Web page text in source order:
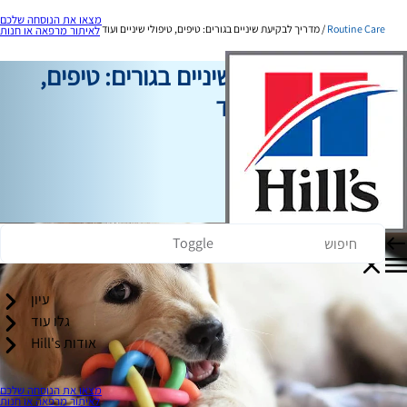
מצאו את הנוסחה שלכם
לאיתור מרפאה או חנות
Toggle
עיון
גלו עוד
אודות Hill's
מצאו את הנוסחה שלכם
לאיתור מרפאה או חנות
Routine Care מדריך לבקיעת שיניים בגורים: טיפים, טיפולי שיניים ועוד
מדריך לבקיעת שיניים בגורים: טיפים,
טיפולי שיניים ועוד
כותב צוות
27 בפברואר, 2025